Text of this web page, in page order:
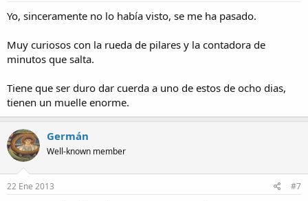
Yo, sinceramente no lo había visto, se me ha pasado.
Muy curiosos con la rueda de pilares y la contadora de
minutos que salta.
Tiene que ser duro dar cuerda a uno de estos de ocho dias,
tienen un muelle enorme.
Germán
Well-known member
22 Ene 2013 #7